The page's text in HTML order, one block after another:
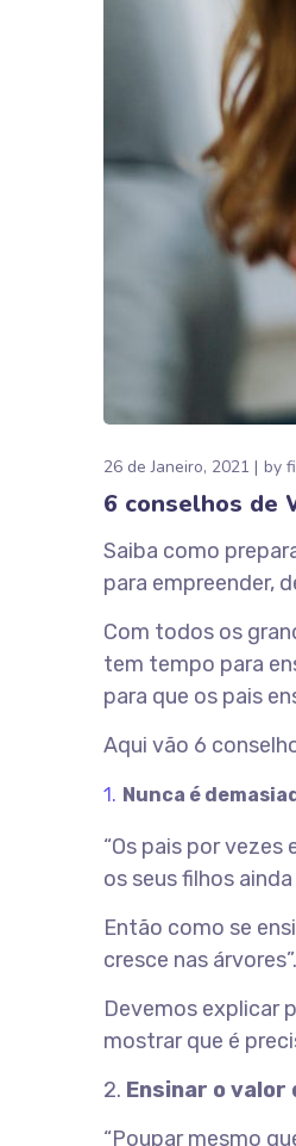
26 de Janeiro, 2021 by
6 conselhos de
Saiba como
para empreender,
Com todos os
tem tempo para
para que os pais
Aqui vão 6
Nunca é
“Os pais por
os seus filhos
Então como se
cresce nas árvores”.
Devemos explicar
mostrar que é
2. Ensinar o valor
“Poupar mesmo